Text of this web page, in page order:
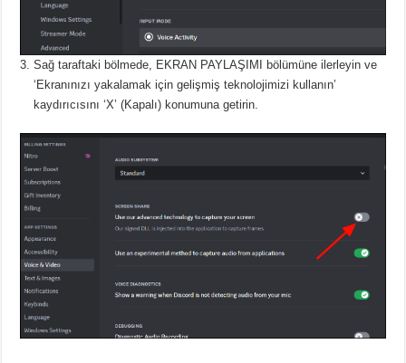
Sağ taraftaki bölmede, EKRAN PAYLAŞIMI bölümüne ilerleyin ve
‘Ekranınızı yakalamak için gelişmiş teknolojimizi kullanın’
kaydırıcısını ‘X’ (Kapalı) konumuna getirin.